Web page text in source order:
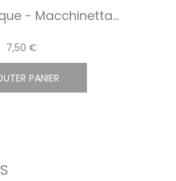
- Macchinetta...
7,50 €
PANIER